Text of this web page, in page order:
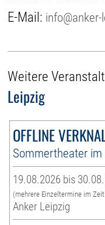
E-Mail:
Weitere
Leipzig
OFFLINE
Sommertheater im
19.08.2026 bis
(mehrere Einzeltermine im
Anker Leipzig